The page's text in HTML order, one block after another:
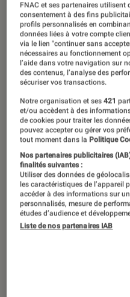
FNAC et ses partenaires utilisent
consentement à des fins
profils personnalisés en
données liées à votre compte
via le lien "continuer sans
nécessaires au fonctionnement
l’aide dans votre navigation sur
des contenus, l’analyse des
sécuriser vos transactions.
Notre organisation et ses421
et/ou accèdent à des
de cookies pour traiter les
pouvez accepter ou gérer vos
tout moment dans la Politique
Nos partenaires publicitaires
finalités suivantes :
Utiliser des données de
les caractéristiques de l’appareil
accéder à des informations sur
personnalisés, mesure de
études d’audience et
Liste de nos partenaires IAB